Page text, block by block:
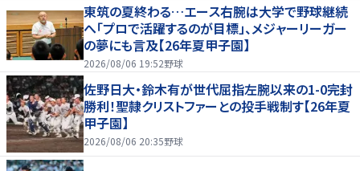
東筑の夏終わる…エース右腕は大学で野球継続
へ「プロで活躍するのが目標」、メジャーリーガー
の夢にも言及【26年夏甲子園】
2026/08/06 19:52野球
佐野日大・鈴木有が世代屈指左腕以来の1-0完封
勝利！聖隷クリストファーとの投手戦制す【26年夏
甲子園】
2026/08/06 20:35野球